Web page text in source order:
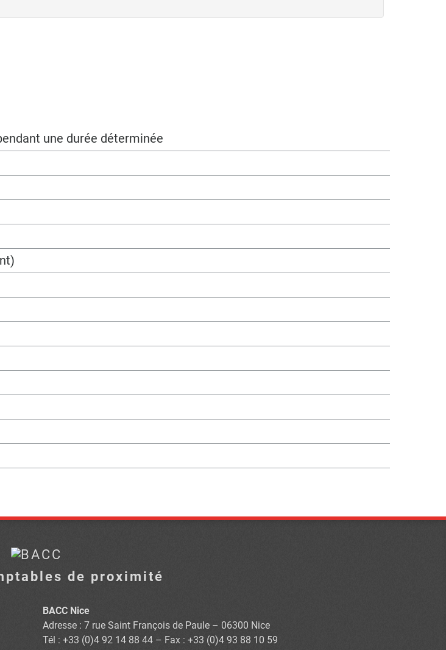
une durée déterminée
de proximité
BACC Nice
Adresse : 7 rue Saint François de Paule – 06300 Nice
Tél : +33 (0)4 92 14 88 44 – Fax : +33 (0)4 93 88 10 59